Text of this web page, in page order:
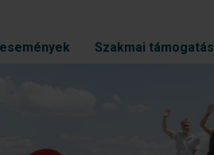
Szakmai támogatás